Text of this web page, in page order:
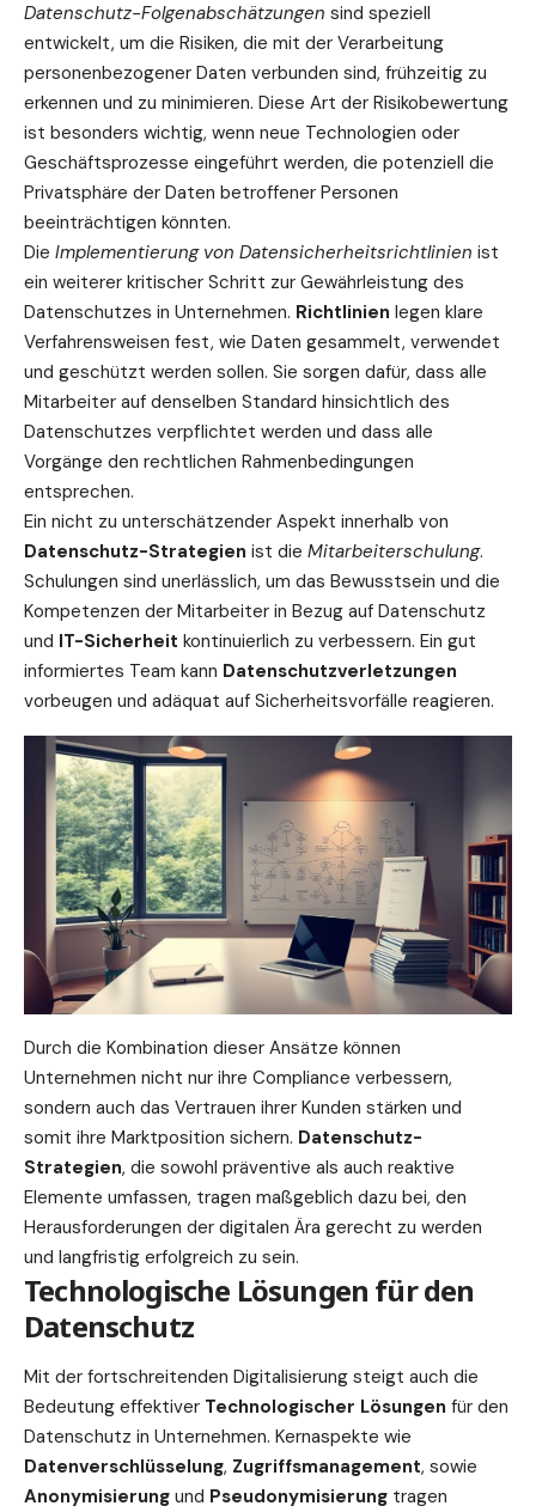
Datenschutz-Folgenabschätzungen sind speziell
entwickelt, um die Risiken, die mit der Verarbeitung
personenbezogener Daten verbunden sind, frühzeitig zu
erkennen und zu minimieren. Diese Art der Risikobewertung
ist besonders wichtig, wenn neue Technologien oder
Geschäftsprozesse eingeführt werden, die potenziell die
Privatsphäre der Daten betroffener Personen
beeinträchtigen könnten.
Die Implementierung von Datensicherheitsrichtlinien ist
ein weiterer kritischer Schritt zur Gewährleistung des
Datenschutzes in Unternehmen. Richtlinien legen klare
Verfahrensweisen fest, wie Daten gesammelt, verwendet
und geschützt werden sollen. Sie sorgen dafür, dass alle
Mitarbeiter auf denselben Standard hinsichtlich des
Datenschutzes verpflichtet werden und dass alle
Vorgänge den rechtlichen Rahmenbedingungen
entsprechen.
Ein nicht zu unterschätzender Aspekt innerhalb von
Datenschutz-Strategien ist die Mitarbeiterschulung.
Schulungen sind unerlässlich, um das Bewusstsein und die
Kompetenzen der Mitarbeiter in Bezug auf Datenschutz
und IT-Sicherheit kontinuierlich zu verbessern. Ein gut
informiertes Team kann Datenschutzverletzungen
vorbeugen und adäquat auf Sicherheitsvorfälle reagieren.
Durch die Kombination dieser Ansätze können
Unternehmen nicht nur ihre Compliance verbessern,
sondern auch das Vertrauen ihrer Kunden stärken und
somit ihre Marktposition sichern. Datenschutz-
Strategien, die sowohl präventive als auch reaktive
Elemente umfassen, tragen maßgeblich dazu bei, den
Herausforderungen der digitalen Ära gerecht zu werden
und langfristig erfolgreich zu sein.
Technologische Lösungen für den
Datenschutz
Mit der fortschreitenden Digitalisierung steigt auch die
Bedeutung effektiver Technologischer Lösungen für den
Datenschutz in Unternehmen. Kernaspekte wie
Datenverschlüsselung, Zugriffsmanagement, sowie
Anonymisierung und Pseudonymisierung tragen